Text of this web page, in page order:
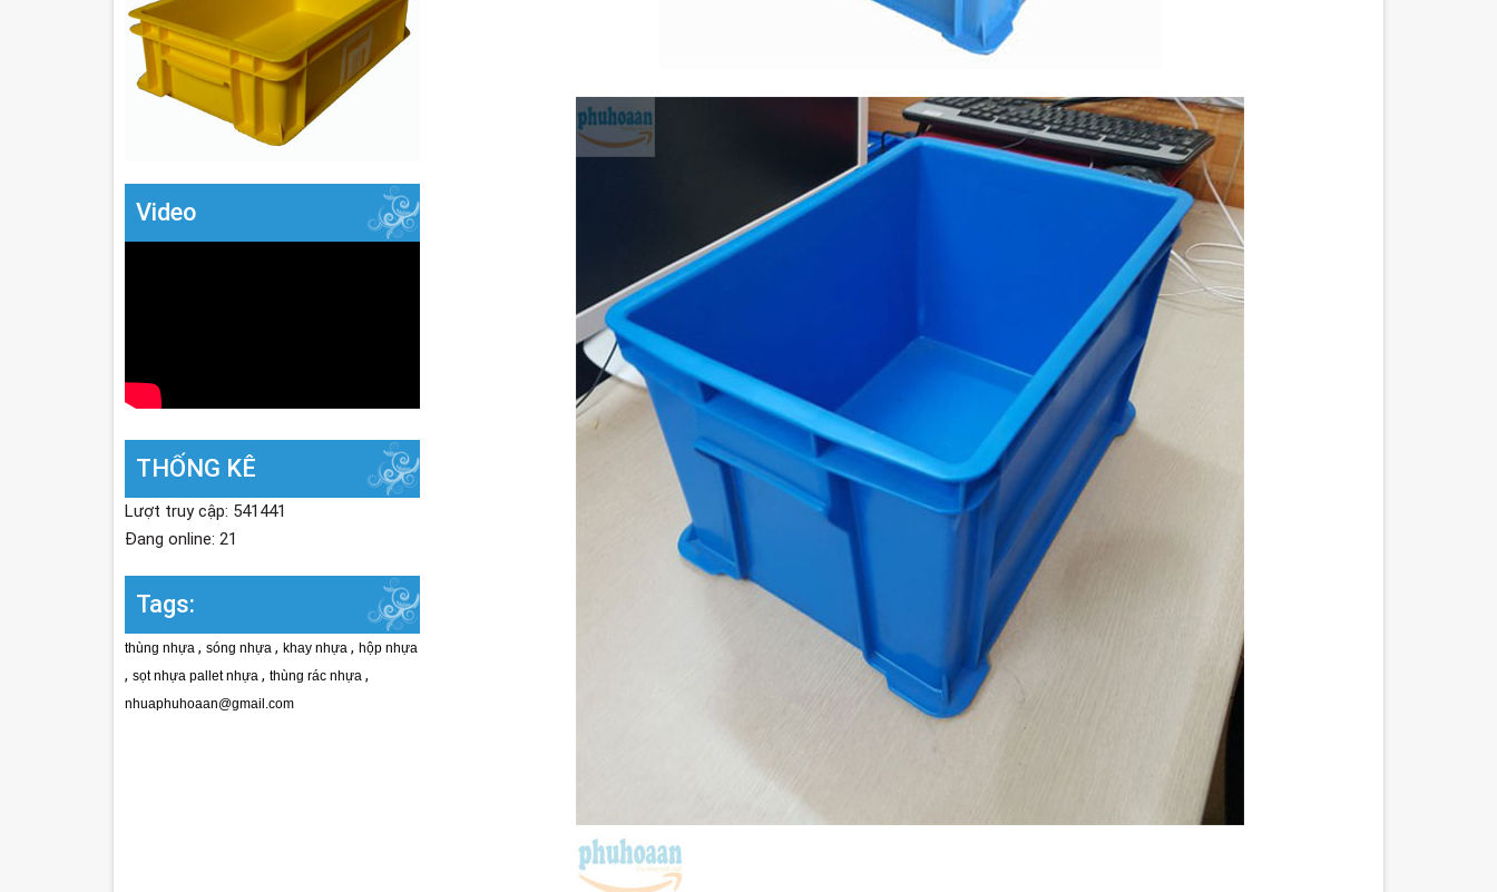
Video
THỐNG KÊ
Lượt truy cập: 541441
Đang online: 21
Tags:
thùng nhựa , sóng nhựa , khay nhựa , hộp nhựa
, sọt nhựa pallet nhựa , thùng rác nhựa ,
nhuaphuhoaan@gmail.com